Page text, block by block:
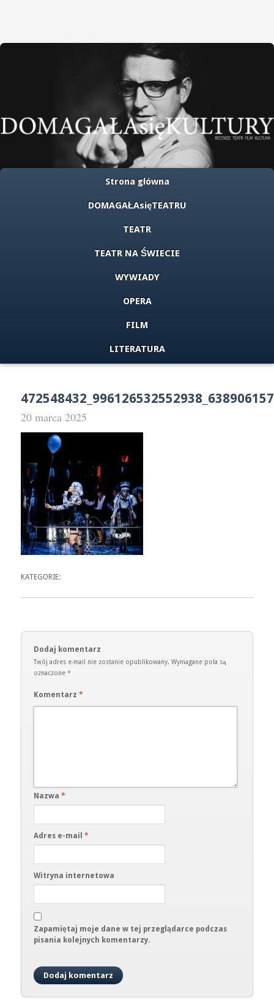
Strona główna
DOMAGAŁAsięTEATRU
TEATR
TEATR NA ŚWIECIE
WYWIADY
OPERA
FILM
LITERATURA
20 marca 2025
KATEGORIE:
Dodaj komentarz
Twój adres e-mail nie zostanie opublikowany. Wymagane pola są
oznaczone *
Komentarz *
Nazwa *
Adres e-mail *
Witryna internetowa
Zapamiętaj moje dane w tej przeglądarce podczas
pisania kolejnych komentarzy.